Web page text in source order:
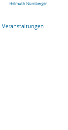
Helmuth Nürnberger
Veranstaltungen